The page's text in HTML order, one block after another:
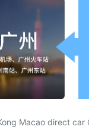
Macao direct car